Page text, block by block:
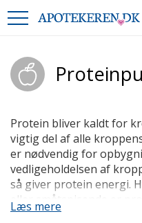
Protein bliver kaldt for
vigtig del af alle
er nødvendig for
vedligeholdelsen af
så giver protein energi.
eller småtspisende er
vigtigste at indtage.
Læs mere